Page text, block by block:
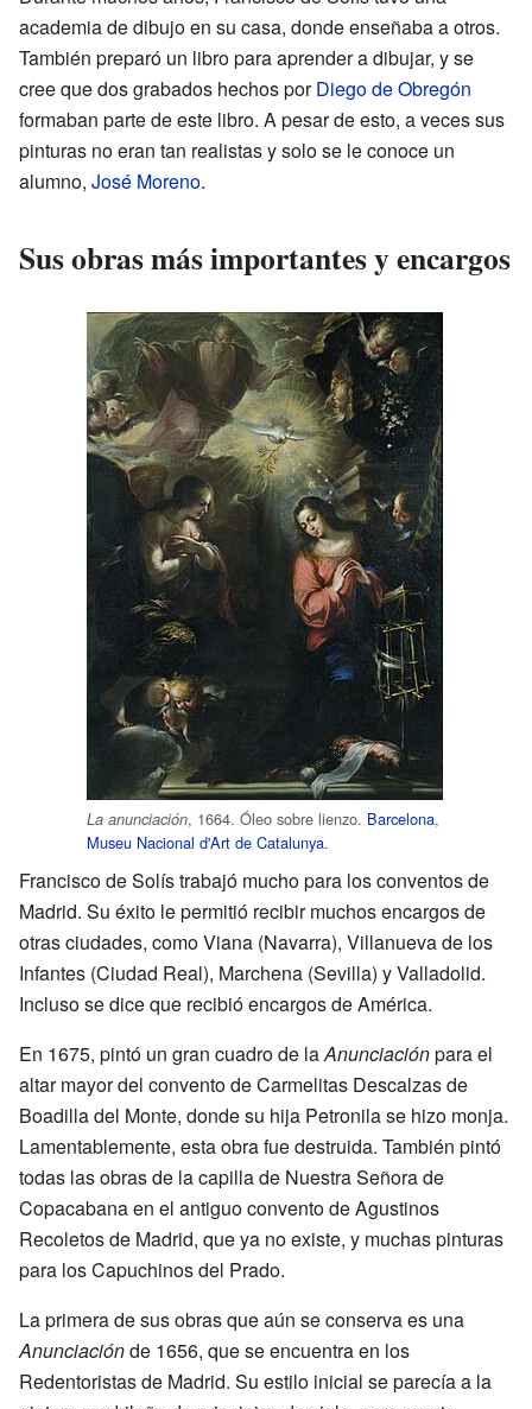
academia de dibujo en su casa, donde enseñaba a otros.
También preparó un libro para aprender a dibujar, y se
cree que dos grabados hechos porDiego de Obregón
formaban parte de este libro. A pesar de esto, a veces sus
pinturas no eran tan realistas y solo se le conoce un
alumno, José Moreno.
Sus obras más importantes y encargos
La anunciación, 1664. Óleo sobre lienzo. Barcelona,
Museu Nacional d'Art de Catalunya.
Francisco de Solís trabajó mucho para los conventos de
Madrid. Su éxito le permitió recibir muchos encargos de
otras ciudades, como Viana (Navarra), Villanueva de los
Infantes (Ciudad Real), Marchena (Sevilla) y Valladolid.
Incluso se dice que recibió encargos de América.
En 1675, pintó un gran cuadro de laAnunciaciónpara el
altar mayor del convento de Carmelitas Descalzas de
Boadilla del Monte, donde su hija Petronila se hizo monja.
Lamentablemente, esta obra fue destruida. También pintó
todas las obras de la capilla de Nuestra Señora de
Copacabana en el antiguo convento de Agustinos
Recoletos de Madrid, que ya no existe, y muchas pinturas
para los Capuchinos del Prado.
La primera de sus obras que aún se conserva es una
Anunciaciónde 1656, que se encuentra en los
Redentoristas de Madrid. Su estilo inicial se parecía a la